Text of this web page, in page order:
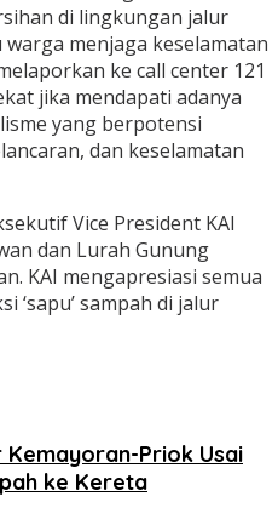
di lingkungan jalur
menjaga keselamatan
ke call center 121
jika mendapati adanya
yang berpotensi
dan keselamatan
Vice President KAI
dan Lurah Gunung
KAI mengapresiasi semua
‘sapu’ sampah di jalur
Kemayoran-Priok Usai
ke Kereta